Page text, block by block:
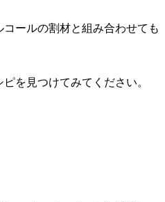
ールの割材と組み合わせても
を見つけてみてください。